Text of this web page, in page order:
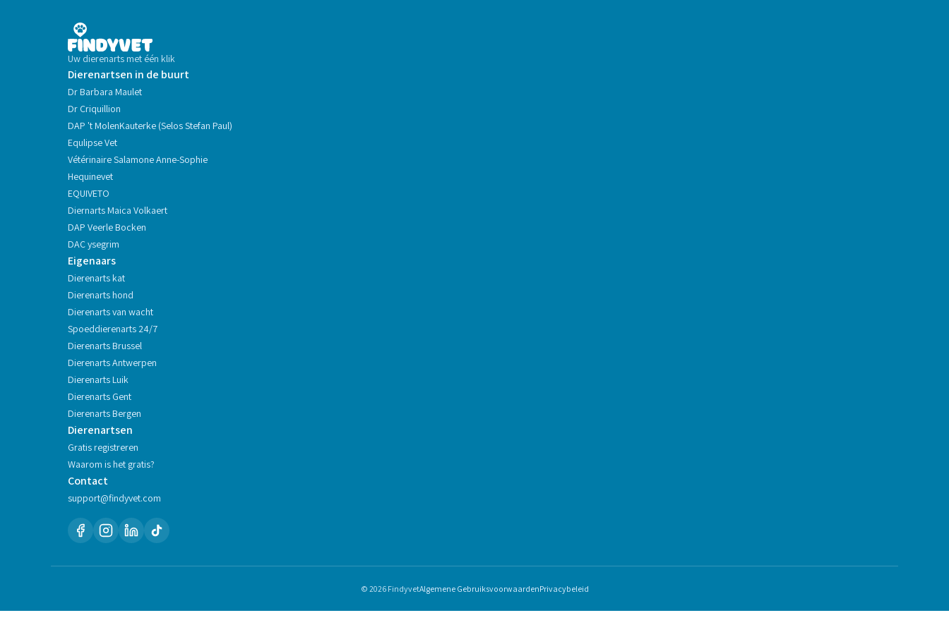
Uw dierenarts met één klik
Dierenartsen in de buurt
Dr Barbara Maulet
Dr Criquillion
DAP 't MolenKauterke (Selos Stefan Paul)
Equlipse Vet
Vétérinaire Salamone Anne-Sophie
Hequinevet
EQUIVETO
Diernarts Maica Volkaert
DAP Veerle Bocken
DAC ysegrim
Eigenaars
Dierenarts kat
Dierenarts hond
Dierenarts van wacht
Spoeddierenarts 24/7
DierenartsBrussel
DierenartsAntwerpen
DierenartsLuik
Dierenarts Gent
DierenartsBergen
Dierenartsen
Gratis registreren
Waarom is het gratis?
Contact
support@findyvet.com
© 2026 FindyvetAlgemene GebruiksvoorwaardenPrivacybeleid